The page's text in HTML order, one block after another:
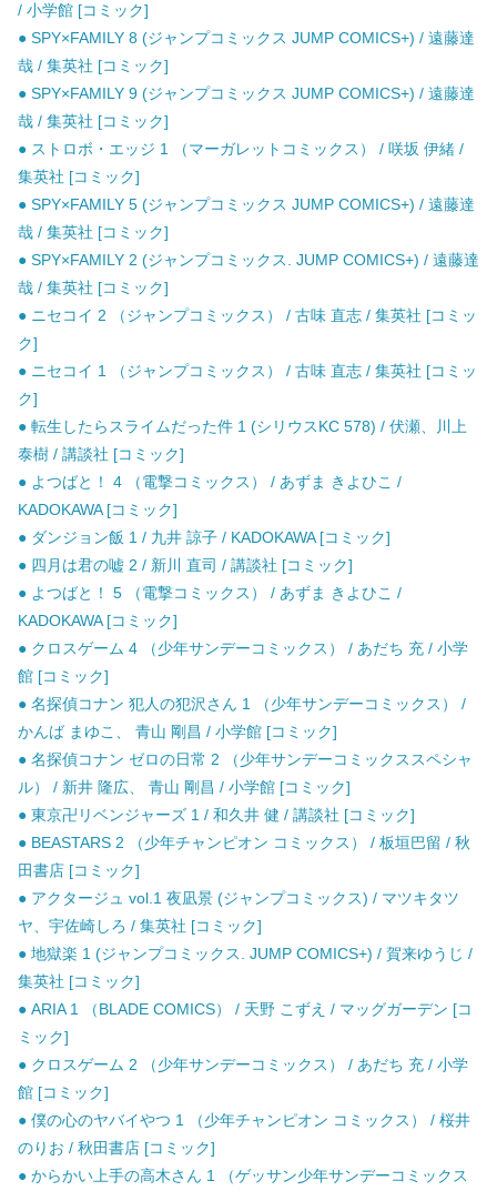
/ 小学館 [コミック]
● SPY×FAMILY 8 (ジャンプコミックス JUMP COMICS+) / 遠藤達
哉 / 集英社 [コミック]
● SPY×FAMILY 9 (ジャンプコミックス JUMP COMICS+) / 遠藤達
哉 / 集英社 [コミック]
● ストロボ・エッジ 1 （マーガレットコミックス） / 咲坂 伊緒 /
集英社 [コミック]
● SPY×FAMILY 5 (ジャンプコミックス JUMP COMICS+) / 遠藤達
哉 / 集英社 [コミック]
● SPY×FAMILY 2 (ジャンプコミックス. JUMP COMICS+) / 遠藤達
哉 / 集英社 [コミック]
● ニセコイ 2 （ジャンプコミックス） / 古味 直志 / 集英社 [コミッ
ク]
● ニセコイ 1 （ジャンプコミックス） / 古味 直志 / 集英社 [コミッ
ク]
● 転生したらスライムだった件 1 (シリウスKC 578) / 伏瀬、川上
泰樹 / 講談社 [コミック]
● よつばと！ 4 （電撃コミックス） / あずま きよひこ /
KADOKAWA [コミック]
● ダンジョン飯 1 / 九井 諒子 / KADOKAWA [コミック]
● 四月は君の嘘 2 / 新川 直司 / 講談社 [コミック]
● よつばと！ 5 （電撃コミックス） / あずま きよひこ /
KADOKAWA [コミック]
● クロスゲーム 4 （少年サンデーコミックス） / あだち 充 / 小学
館 [コミック]
● 名探偵コナン 犯人の犯沢さん 1 （少年サンデーコミックス） /
かんば まゆこ、 青山 剛昌 / 小学館 [コミック]
● 名探偵コナン ゼロの日常 2 （少年サンデーコミックススペシャ
ル） / 新井 隆広、 青山 剛昌 / 小学館 [コミック]
● 東京卍リベンジャーズ 1 / 和久井 健 / 講談社 [コミック]
● BEASTARS 2 （少年チャンピオン コミックス） / 板垣巴留 / 秋
田書店 [コミック]
● アクタージュ vol.1 夜凪景 (ジャンプコミックス) / マツキタツ
ヤ、宇佐崎しろ / 集英社 [コミック]
● 地獄楽 1 (ジャンプコミックス. JUMP COMICS+) / 賀来ゆうじ /
集英社 [コミック]
● ARIA 1 （BLADE COMICS） / 天野 こずえ / マッグガーデン [コ
ミック]
● クロスゲーム 2 （少年サンデーコミックス） / あだち 充 / 小学
館 [コミック]
● 僕の心のヤバイやつ 1 （少年チャンピオン コミックス） / 桜井
のりお / 秋田書店 [コミック]
● からかい上手の高木さん 1 （ゲッサン少年サンデーコミックス